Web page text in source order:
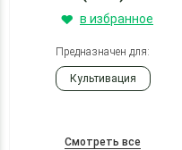
в избранное
Предназначен для:
Культивация
Смотреть все